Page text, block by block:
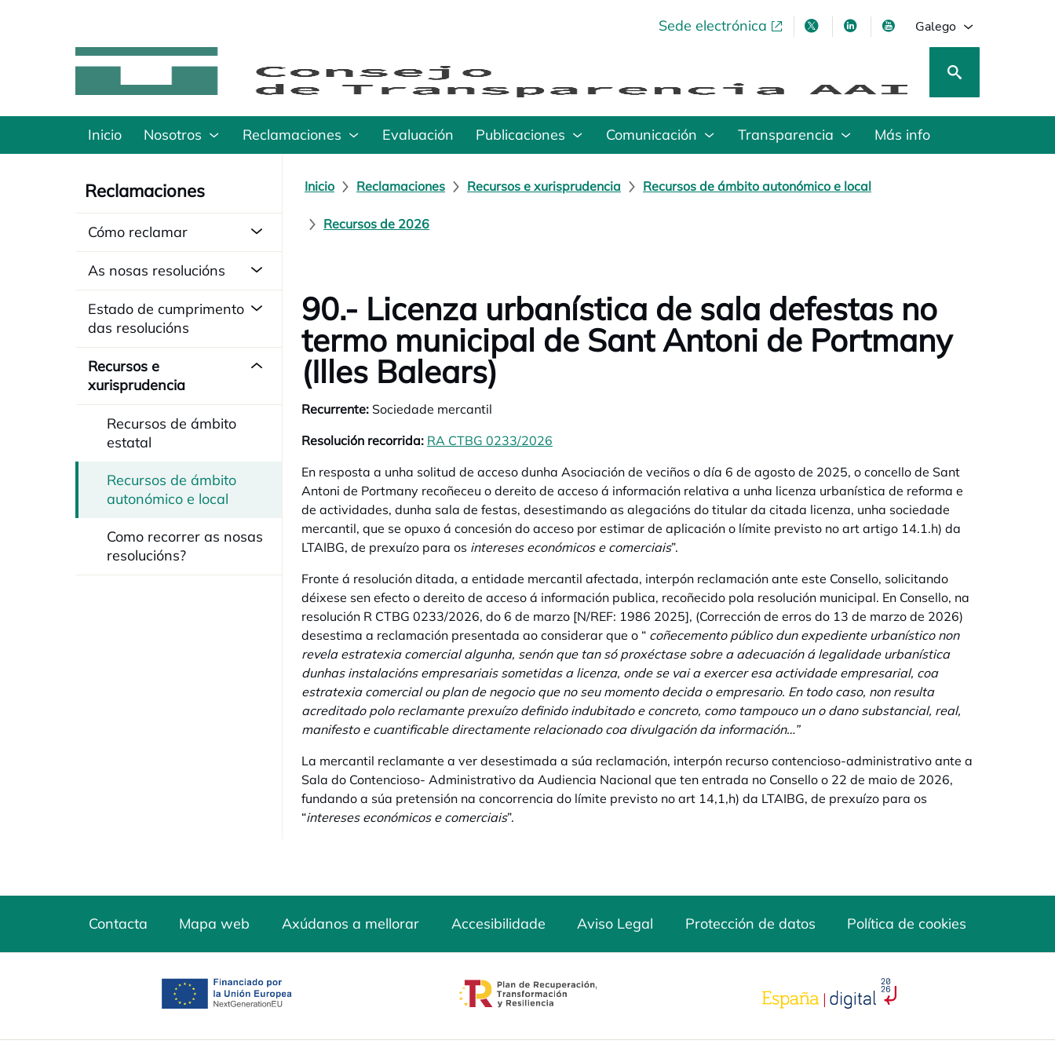
Sede electrónicaopens in a new tabopens in a new tab
opens in a new tab
opens in a new tab
Galego
Inicio Nosotros Reclamaciones Evaluación Publicaciones Comunicación Transparencia Más info
Reclamaciones
Cómo reclamar
As nosas resolucións
Estado de cumprimento
das resolucións
Recursos e
xurisprudencia
Recursos de ámbito
estatal
Recursos de ámbito
autonómico e local
Como recorrer as nosas
resolucións?
Inicio Reclamaciones Recursos e xurisprudencia Recursos de ámbito autonómico e local
Recursos de 2026
90.- Licenza urbanística de sala defestas no
termo municipal de Sant Antoni de Portmany
(Illes Balears)
Recurrente: Sociedade mercantil
Resolución recorrida: RA CTBG 0233/2026
En resposta a unha solitud de acceso dunha Asociación de veciños o día 6 de agosto de 2025, o concello de Sant
Antoni de Portmany recoñeceu o dereito de acceso á información relativa a unha licenza urbanística de reforma e
de actividades, dunha sala de festas, desestimando as alegacións do titular da citada licenza, unha sociedade
mercantil, que se opuxo á concesión do acceso por estimar de aplicación o límite previsto no art artigo 14.1.h) da
LTAIBG, de prexuízo para os intereses económicos e comerciais”.
Fronte á resolución ditada, a entidade mercantil afectada, interpón reclamación ante este Consello, solicitando
déixese sen efecto o dereito de acceso á información publica, recoñecido pola resolución municipal. En Consello, na
resolución R CTBG 0233/2026, do 6 de marzo [N/REF: 1986 2025], (Corrección de erros do 13 de marzo de 2026)
desestima a reclamación presentada ao considerar que o “ coñecemento público dun expediente urbanístico non
revela estratexia comercial algunha, senón que tan só proxéctase sobre a adecuación á legalidade urbanística
dunhas instalacións empresariais sometidas a licenza, onde se vai a exercer esa actividade empresarial, coa
estratexia comercial ou plan de negocio que no seu momento decida o empresario. En todo caso, non resulta
acreditado polo reclamante prexuízo definido indubitado e concreto, como tampouco un o dano substancial, real,
manifesto e cuantificable directamente relacionado coa divulgación da información…”
La mercantil reclamante a ver desestimada a súa reclamación, interpón recurso contencioso-administrativo ante a
Sala do Contencioso- Administrativo da Audiencia Nacional que ten entrada no Consello o 22 de maio de 2026,
fundando a súa pretensión na concorrencia do límite previsto no art 14,1,h) da LTAIBG, de prexuízo para os
“intereses económicos e comerciais”.
Contacta Mapa web Axúdanos a mellorar Accesibilidade Aviso Legal Protección de datos Política de cookies
opens in a new tab opens in a new tab opens in a new tab